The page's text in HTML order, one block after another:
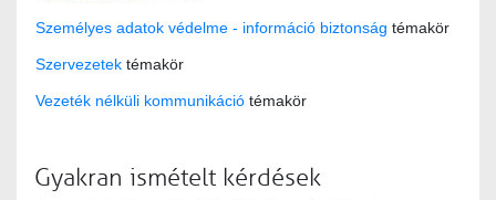
Személyes adatok védelme - információ biztonság témakör
Szervezetek témakör
Vezeték nélküli kommunikáció témakör
Gyakran ismételt kérdések